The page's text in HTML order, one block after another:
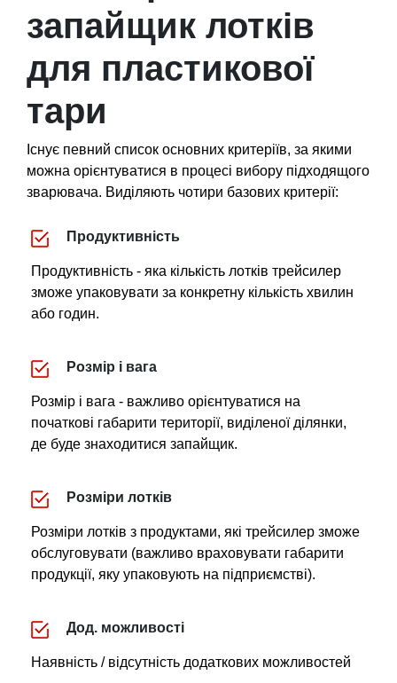
запайщик лотків
для пластикової
тари
Існує певний список основних критеріїв, за якими
можна орієнтуватися в процесі вибору підходящого
зварювача. Виділяють чотири базових критерії:
Продуктивність
Продуктивність - яка кількість лотків трейсилер
зможе упаковувати за конкретну кількість хвилин
або годин.
Розмір і вага
Розмір і вага - важливо орієнтуватися на
початкові габарити території, виділеної ділянки,
де буде знаходитися запайщик.
Розміри лотків
Розміри лотків з продуктами, які трейсилер зможе
обслуговувати (важливо враховувати габарити
продукції, яку упаковують на підприємстві).
Дод. можливості
Наявність / відсутність додаткових можливостей